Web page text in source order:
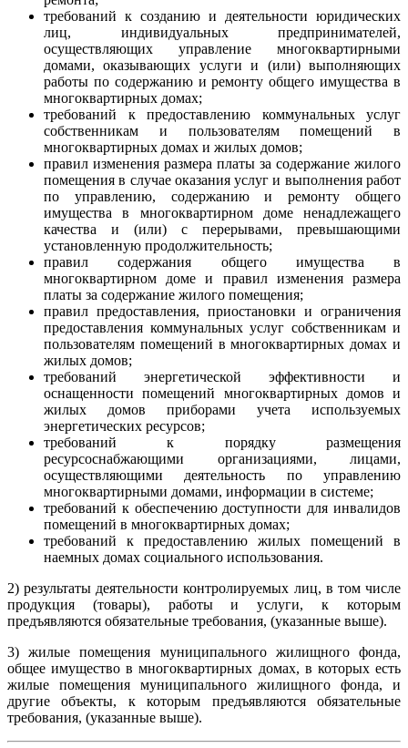
требований к созданию и деятельности юридических
лиц, индивидуальных предпринимателей,
осуществляющих управление многоквартирными
домами, оказывающих услуги и (или) выполняющих
работы по содержанию и ремонту общего имущества в
многоквартирных домах;
требований к предоставлению коммунальных услуг
собственникам и пользователям помещений в
многоквартирных домах и жилых домов;
правил изменения размера платы за содержание жилого
помещения в случае оказания услуг и выполнения работ
по управлению, содержанию и ремонту общего
имущества в многоквартирном доме ненадлежащего
качества и (или) с перерывами, превышающими
установленную продолжительность;
правил содержания общего имущества в
многоквартирном доме и правил изменения размера
платы за содержание жилого помещения;
правил предоставления, приостановки и ограничения
предоставления коммунальных услуг собственникам и
пользователям помещений в многоквартирных домах и
жилых домов;
требований энергетической эффективности и
оснащенности помещений многоквартирных домов и
жилых домов приборами учета используемых
энергетических ресурсов;
требований к порядку размещения
ресурсоснабжающими организациями, лицами,
осуществляющими деятельность по управлению
многоквартирными домами, информации в системе;
требований к обеспечению доступности для инвалидов
помещений в многоквартирных домах;
требований к предоставлению жилых помещений в
наемных домах социального использования.
2) результаты деятельности контролируемых лиц, в том числе
продукция (товары), работы и услуги, к которым
предъявляются обязательные требования, (указанные выше).
3) жилые помещения муниципального жилищного фонда,
общее имущество в многоквартирных домах, в которых есть
жилые помещения муниципального жилищного фонда, и
другие объекты, к которым предъявляются обязательные
требования, (указанные выше).